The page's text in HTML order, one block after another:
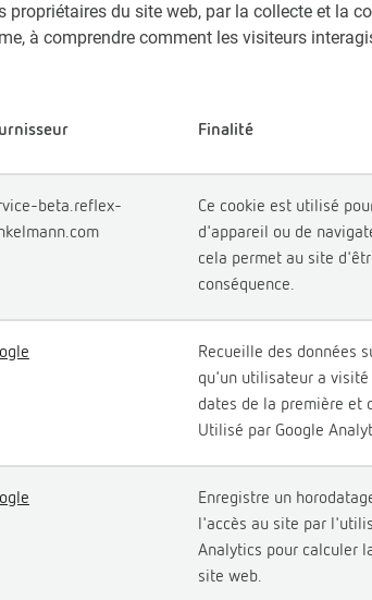
propriétaires du site web, par la collecte et la
à comprendre comment les visiteurs
Finalité
beta.reflex-
Ce cookie est utilisé
d'appareil ou de
cela permet au site
conséquence.
Recueille des données
qu'un utilisateur a
dates de la première et
Utilisé par Google
Enregistre un
l'accès au site par
Analytics pour calculer
site web.